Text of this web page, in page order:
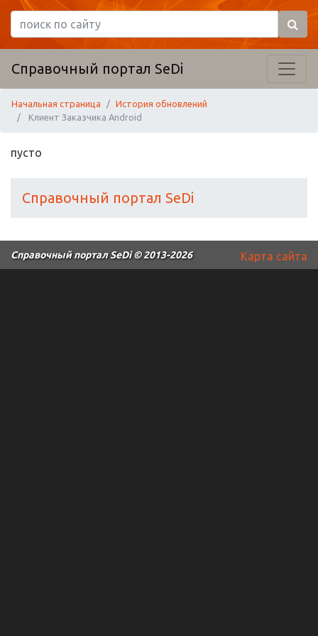
Справочный портал SeDi
Начальная страница
История обновлений
Клиент Заказчика Android
пусто
Справочный портал SeDi
Карта сайта
Справочный портал SeDi© 2013-2026